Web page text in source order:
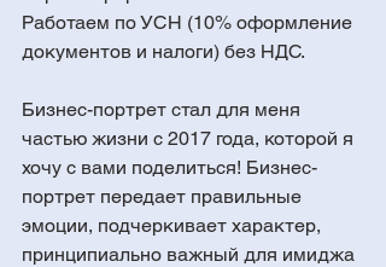
Работаем по УСН (10% оформление
документов и налоги) без НДС.
Бизнес-портрет стал для меня
частью жизни с 2017 года, которой я
хочу с вами поделиться! Бизнес-
портрет передает правильные
эмоции, подчеркивает характер,
принципиально важный для имиджа